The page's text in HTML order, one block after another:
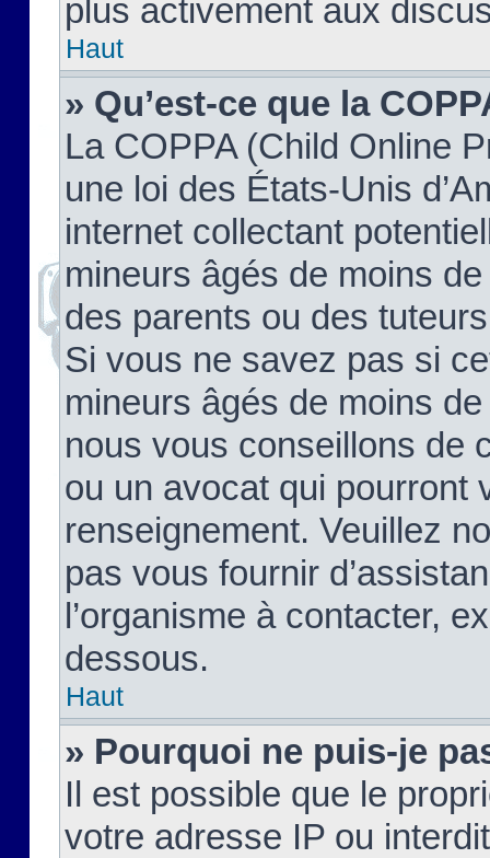
plus activement aux
Haut
» Qu’est-ce que la
La COPPA (Child Online
une loi des États-Unis
internet collectant
mineurs âgés de moins
des parents ou des
Si vous ne savez pas si
mineurs âgés de moins
nous vous conseillons de
ou un avocat qui pourront
renseignement. Veuillez
pas vous fournir
l’organisme à contacter,
dessous.
Haut
» Pourquoi ne puis-je
Il est possible que le
votre adresse IP ou